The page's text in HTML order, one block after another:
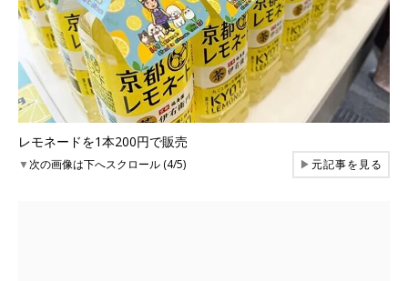
レモネードを1本200円で販売
▼次の画像は下へスクロール (4/5) ▶元記事を見る